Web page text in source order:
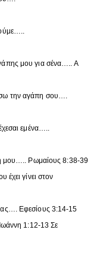
μου για σένα….. Α
την αγάπη σου….
εμένα…..
μου….. Ρωμαίους 8:38-39
έχει γίνει στον
Εφεσίους 3:14-15
1:12-13 Σε